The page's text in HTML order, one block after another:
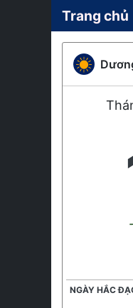
Trang chủ
NGÀY HẮC